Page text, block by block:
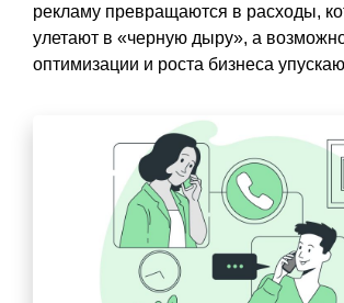
рекламу превращаются в расходы,
улетают в «черную дыру», а
оптимизации и роста бизнеса